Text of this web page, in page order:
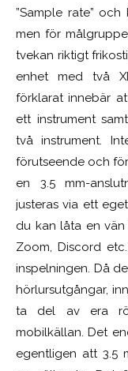
”Sample rate”
men för
tvekan riktigt
enhet med två
förklarat innebär
ett instrument
två instrument.
förutseende och
en 3.5 mm-
justeras via ett
du kan låta en vän
Zoom, Discord
inspelningen. Då
hörlursutgångar,
ta del av era
mobilkällan. Det
egentligen att 3.5